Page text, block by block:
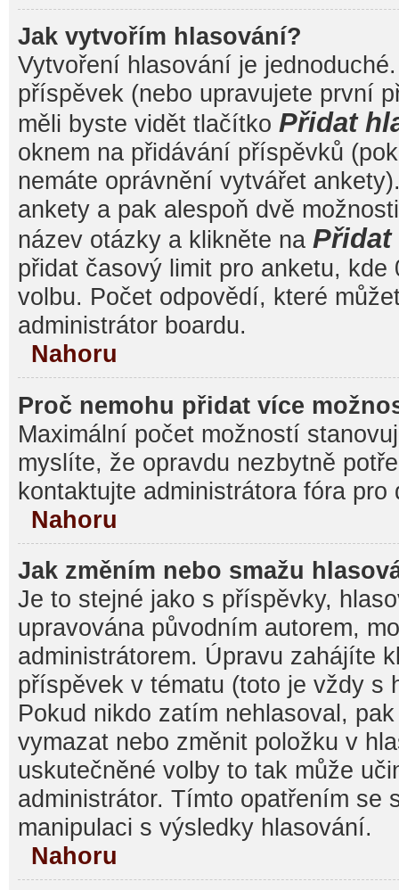
Jak vytvořím hlasování?
Vytvoření hlasování je
příspěvek (nebo upravujete první
měli byste vidět tlačítko Přidat
oknem na přidávání příspěvků
nemáte oprávnění vytvářet
ankety a pak alespoň dvě
název otázky a klikněte na
přidat časový limit pro anketu, kde
volbu. Počet odpovědí, které
administrátor boardu.
Nahoru
Proč nemohu přidat více
Maximální počet možností
myslíte, že opravdu nezbytně
kontaktujte administrátora fóra pro
Nahoru
Jak změním nebo smažu
Je to stejné jako s příspěvky,
upravována původním autorem,
administrátorem. Úpravu zahájíte
příspěvek v tématu (toto je vždy s
Pokud nikdo zatím nehlasoval,
vymazat nebo změnit položku v
uskutečněné volby to tak může
administrátor. Tímto opatřením se
manipulaci s výsledky hlasování.
Nahoru